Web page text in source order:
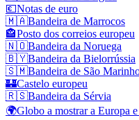
💶Notas de euro
🇲🇦Bandeira de Marrocos
🏤Posto dos correios europeu
🇳🇴Bandeira da Noruega
🇧🇾Bandeira da Bielorrússia
🇸🇲Bandeira de São
🏰Castelo europeu
🇷🇸Bandeira da Sérvia
🌍Globo a mostrar a Europa